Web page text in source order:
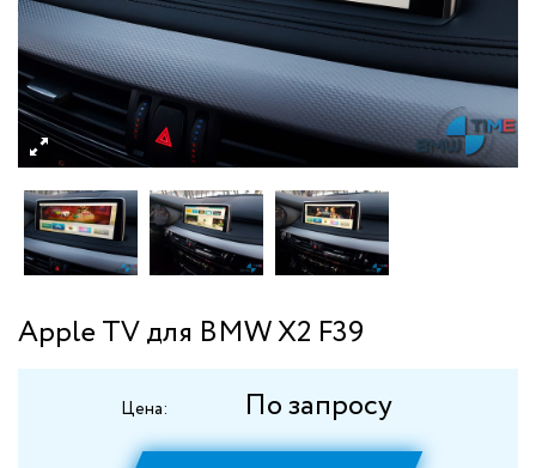
Apple TV для BMW X2 F39
Цена: По запросу